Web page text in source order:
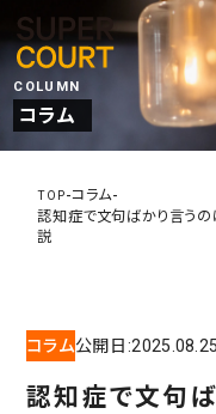
COLUMN
コラム
TOP-コラム-
認知症で文句ばかり言う
説
コラム公開日:2025.08.25
認知症で文句